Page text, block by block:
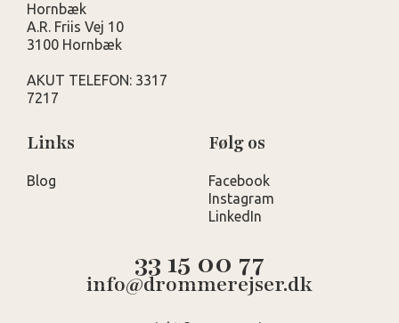
Hornbæk
A.R. Friis Vej 10
3100 Hornbæk
AKUT TELEFON: 3317
7217
Links
Blog
Følg os
Facebook
Instagram
LinkedIn
33 15 00 77
info@drommerejser.dk